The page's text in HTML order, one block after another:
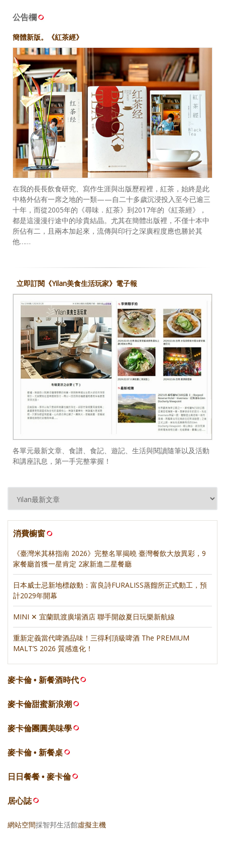
公告欄
簡體新版。《紅茶經》
在我的長長飲食研究、寫作生涯與出版歷程裡，紅茶，始終是此
中格外佔有一席之地的一類——自二十多歲沉浸投入至今已逾三
十年，而從2005年的《尋味．紅茶》到2017年的《紅茶經》，
都是這漫漫行途中的珍貴結晶。尤其在簡體出版裡，不僅十本中
所佔有二，且兩本加起來，流傳與印行之深廣程度應也勝於其
他……
立即訂閱《Yilan美食生活玩家》電子報
各單元最新文章、食譜、食記、遊記、生活與閱讀隨筆以及活動
和講座訊息，第一手完整掌握！
消費櫥窗
《臺灣米其林指南 2026》完整名單揭曉 臺灣餐飲大放異彩，9
家餐廳首獲一星肯定 2家新進二星餐廳
日本威士忌新地標啟動：富良詩FURALISS蒸餾所正式動工，預
計2029年開幕
MINI ✕ 宜蘭凱渡廣場酒店 聯手開啟夏日玩樂新航線
重新定義當代啤酒品味！三得利頂級啤酒 The PREMIUM
MALT’S 2026 質感進化！
麥卡倫 • 新餐酒時代
麥卡倫甜蜜新浪潮
麥卡倫團圓美味學
麥卡倫 • 新餐桌
日日餐餐 • 麥卡倫
居心誌
網站空間採智邦生活館虛擬主機